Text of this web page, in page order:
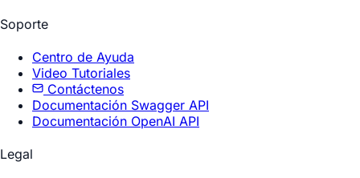
Soporte
Centro de Ayuda
Video Tutoriales
Contáctenos
Documentación Swagger API
Documentación OpenAI API
Legal